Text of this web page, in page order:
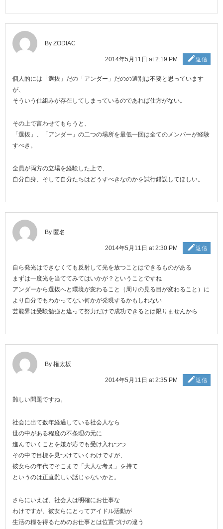
By ZODIAC
2014年5月11日 at 2:19 PM 返信
個人的には「選抜」だの「アンダー」だのの選別は不要と思っています
が、
そういう仕組みが存在してしまっているのであれば仕方がない。
その上で言わせてもらうと、
「選抜」、「アンダー」の二つの場所を最低一回は全てのメンバーが経験
すべき。
全員が両方の立場を経験した上で、
自分自身、そして自分たちはどうすべきなのかを試行錯誤してほしい。
By 匿名
2014年5月11日 at 2:30 PM 返信
自ら発光はできなくても反射して光を放つことはできるものがある
まずは一度光を当ててみてはいかが？ということですね
アンダーから選抜へと環境が変わること（周りの見る目が変わること）に
より自分でもわかってない何かが発現するかもしれない
芸能界は受験勉強と違って努力だけで成功できるとは限りませんから
By 権太坂
2014年5月11日 at 2:35 PM 返信
難しい問題ですね。
社会に出て数年経過している社会人なら
世の中がある程度の不条理の元に
進んでいくことを嫌が応でも受け入れつつ
その中で目標を見つけていくわけですが、
彼女らの年代でそこまで「大人な考え」を持て
というのは正直難しい話じゃないかと。
さらにいえば、社会人は明確にお仕事な
わけですが、彼女らにとってアイドル活動が
生活の糧を得るためのお仕事とは位置づけの違う